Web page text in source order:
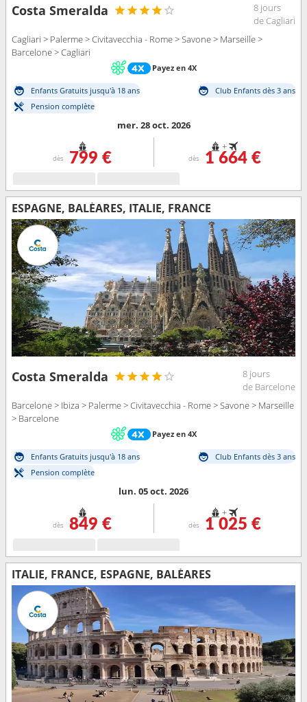
Costa Smeralda
8 jours
de Cagliari
Cagliari > Palerme > Civitavecchia - Rome > Savone > Marseille >
Barcelone > Cagliari
Payez en 4X
Enfants Gratuits jusqu'à 18 ans
Club Enfants dès 3 ans
Pension complète
mer. 28 oct. 2026
dès 799 €
+
dès 1 664 €
ESPAGNE, BALÉARES, ITALIE, FRANCE
Costa Smeralda
8 jours
de Barcelone
Barcelone > Ibiza > Palerme > Civitavecchia - Rome > Savone > Marseille
> Barcelone
Payez en 4X
Enfants Gratuits jusqu'à 18 ans
Club Enfants dès 3 ans
Pension complète
lun. 05 oct. 2026
dès 849 €
+
dès 1 025 €
ITALIE, FRANCE, ESPAGNE, BALÉARES